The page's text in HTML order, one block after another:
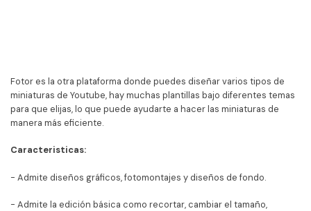
Fotor es la otra plataforma donde puedes diseñar varios tipos de
miniaturas de Youtube, hay muchas plantillas bajo diferentes temas
para que elijas, lo que puede ayudarte a hacer las miniaturas de
manera más eficiente.
Caracteristicas:
- Admite diseños gráficos, fotomontajes y diseños de fondo.
- Admite la edición básica como recortar, cambiar el tamaño,